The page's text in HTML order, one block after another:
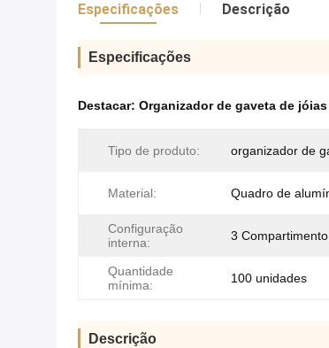
Especificações Descrição
Especificações
Destacar: Organizador de gaveta de
Tipo de produto: organizador de
Material: Quadro de
Configuração
interna:
3 Compartimento
Quantidade
mínima:
100 unidades
Descrição